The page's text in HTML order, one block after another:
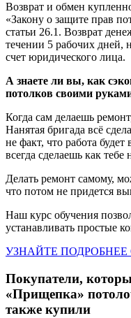
Возврат и обмен
«Закону о защите прав
статьи 26.1. Возврат
течении 5 рабочих дней,
счет юридического лица.
А знаете ли вы, как
потолков своими
Когда сам делаешь
Нанятая бригада всё
не факт, что работа
всегда сделаешь как
Делать ремонт самому,
что потом не придется
Наш курс обучения
устанавливать простые
УЗНАЙТЕ ПОДРОБНЕЕ
Покупатели,
«Прищепка»
также купили